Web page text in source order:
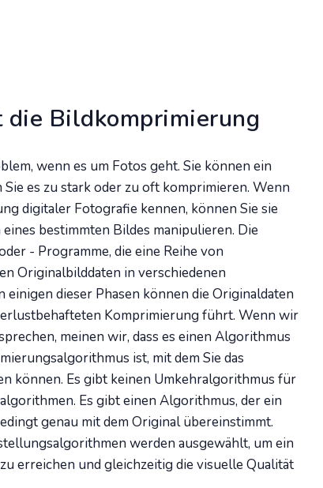
Bildkomprimierung
wenn es um Fotos geht. Sie können ein
es zu stark oder zu oft komprimieren. Wenn
digitaler Fotografie kennen, können Sie sie
bestimmten Bildes manipulieren. Die
- Programme, die eine Reihe von
Originalbilddaten in verschiedenen
dieser Phasen können die Originaldaten
Komprimierung führt. Wenn wir
meinen wir, dass es einen Algorithmus
ist, mit dem Sie das
können. Es gibt keinen Umkehralgorithmus für
Es gibt einen Algorithmus, der ein
genau mit dem Original übereinstimmt.
werden ausgewählt, um ein
erreichen und gleichzeitig die visuelle Qualität